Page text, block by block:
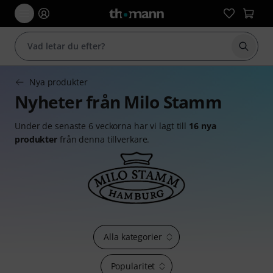
Börja
Nya produkter
Nyheter från Milo Stamm
Under de senaste 6 veckorna har vi lagt till 16 nya
produkter från denna tillverkare.
Popularitet
Alla kategorier